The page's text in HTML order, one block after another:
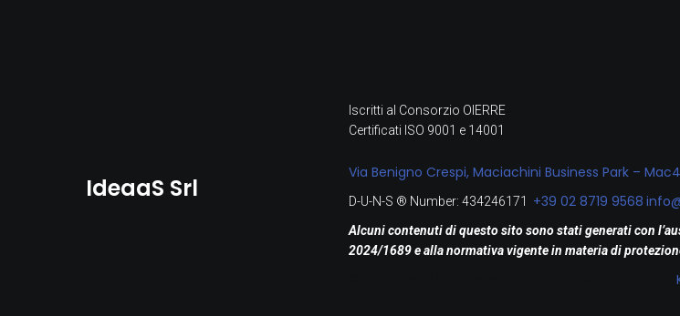
IdeaaS Srl
Iscritti al Consorzio OIERRE
Certificati ISO 9001 e 14001
Via Benigno Crespi, Maciachini Business Park – Mac4
D-U-N-S ® Number: 434246171 +39 02 8719 9568
Alcuni contenuti di questo sito sono stati generati con
2024/1689 e alla normativa vigente in materia di
© 2026 IdeaaS Srl. Created for free using WordPress and